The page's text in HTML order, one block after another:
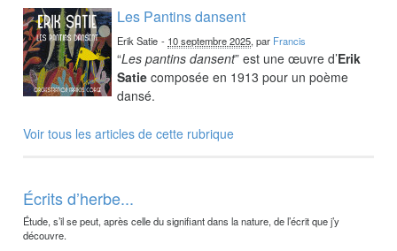
Les Pantins dansent
Erik Satie - 10 septembre 2025, par Francis
“Les pantins dansent” est une œuvre d’Erik
Satie composée en 1913 pour un poème
dansé.
Voir tous les articles de cette rubrique
Écrits d’herbe...
Étude, s’il se peut, après celle du signifiant dans la nature, de l’écrit que j’y
découvre.